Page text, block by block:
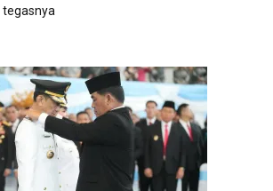
tegasnya